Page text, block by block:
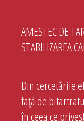
AMESTEC DE
STABILIZAREA
Din cercetările
față de
în ceea ce